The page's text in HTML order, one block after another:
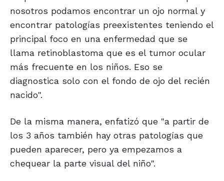
nosotros podamos encontrar un ojo normal y
encontrar patologías preexistentes teniendo el
principal foco en una enfermedad que se
llama retinoblastoma que es el tumor ocular
más frecuente en los niños. Eso se
diagnostica solo con el fondo de ojo del recién
nacido".
De la misma manera, enfatizó que "a partir de
los 3 años también hay otras patologías que
pueden aparecer, pero ya empezamos a
chequear la parte visual del niño".